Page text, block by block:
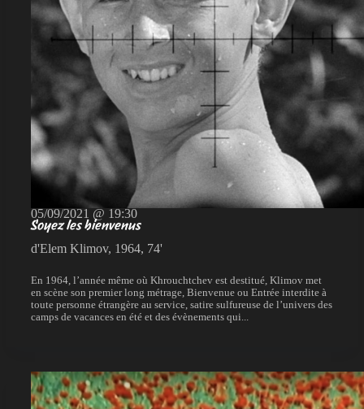
05/09/2021 @ 19:30
Soyez les bienvenus
d'Elem Klimov, 1964, 74'
En 1964, l’année même où Khrouchtchev est destitué, Klimov met
en scène son premier long métrage, Bienvenue ou Entrée interdite à
toute personne étrangère au service, satire sulfureuse de l’univers des
camps de vacances en été et des évènements qui...